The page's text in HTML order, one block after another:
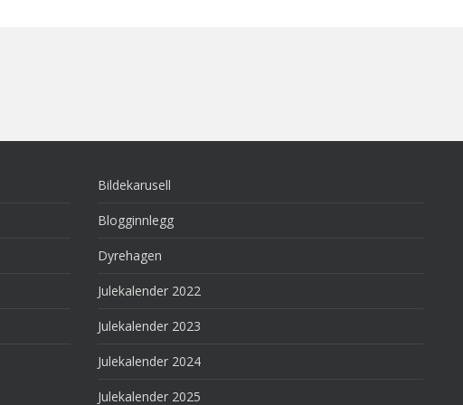
Bildekarusell
Blogginnlegg
Dyrehagen
Julekalender 2022
Julekalender 2023
Julekalender 2024
Julekalender 2025